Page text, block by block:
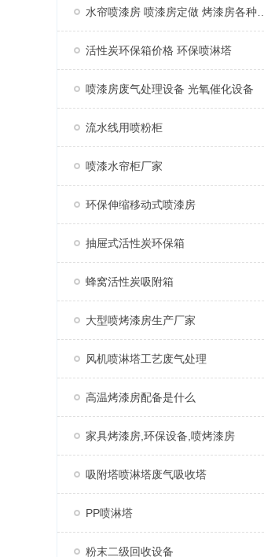
活性炭环保箱价格 环保喷淋塔
喷漆房废气处理设备 光氧催化设备
流水线用喷粉柜
喷漆水帘柜厂家
环保伸缩移动式喷漆房
抽屉式活性炭环保箱
蜂窝活性炭吸附箱
大型喷烤漆房生产厂家
风机喷淋塔工艺废气处理
高温烤漆房配备是什么
家具烤漆房,环保设备,喷烤漆房
吸附塔喷淋塔废气吸收塔
PP喷淋塔
粉末二级回收设备